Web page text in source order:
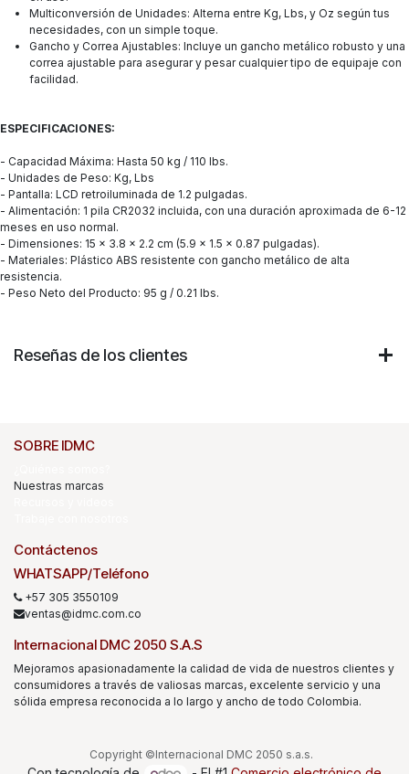
Multiconversión de Unidades: Alterna entre Kg, Lbs, y Oz según tus
necesidades, con un simple toque.
Gancho y Correa Ajustables: Incluye un gancho metálico robusto y una
correa ajustable para asegurar y pesar cualquier tipo de equipaje con
facilidad.
ESPECIFICACIONES:
- Capacidad Máxima: Hasta 50 kg / 110 lbs.
- Unidades de Peso: Kg, Lbs
- Pantalla: LCD retroiluminada de 1.2 pulgadas.
- Alimentación: 1 pila CR2032 incluida, con una duración aproximada de 6-12
meses en uso normal.
- Dimensiones: 15 x 3.8 x 2.2 cm (5.9 x 1.5 x 0.87 pulgadas).
- Materiales: Plástico ABS resistente con gancho metálico de alta
resistencia.
- Peso Neto del Producto: 95 g / 0.21 lbs.
Reseñas de los clientes
SOBRE IDMC
Nuestras marcas
Contáctenos
WHATSAPP/Teléfono
+57 305 3550109
ventas@idmc.com.co
Internacional DMC 2050 S.A.S
Mejoramos apasionadamente la calidad de vida de nuestros clientes y
consumidores a través de valiosas marcas, excelente servicio y una
sólida empresa reconocida a lo largo y ancho de todo Colombia.
Copyright ©Internacional DMC 2050 s.a.s.